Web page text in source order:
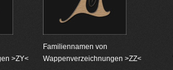
>ZY<
Familiennamen von
Wappenverzeichnungen >ZZ<